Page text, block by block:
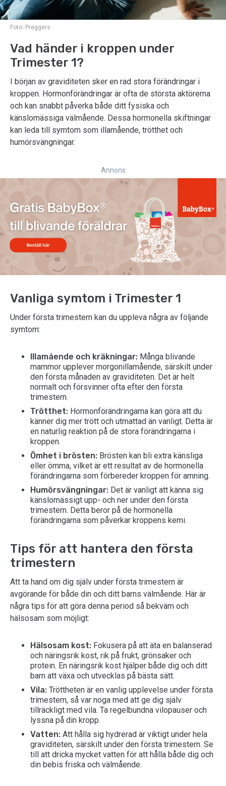
Foto: Preggers
Vad händer i kroppen under
Trimester 1?
I början av graviditeten sker en rad stora förändringar i
kroppen. Hormonförändringar är ofta de största aktörerna
och kan snabbt påverka både ditt fysiska och
känslomässiga välmående. Dessa hormonella skiftningar
kan leda till symtom som illamående, trötthet och
humörsvängningar.
Annons
Vanliga symtom i Trimester 1
Under första trimestern kan du uppleva några av följande
symtom:
Illamående och kräkningar: Många blivande
mammor upplever morgonillamående, särskilt under
den första månaden av graviditeten. Det är helt
normalt och försvinner ofta efter den första
trimestern.
Trötthet: Hormonförändringarna kan göra att du
känner dig mer trött och utmattad än vanligt. Detta är
en naturlig reaktion på de stora förändringarna i
kroppen.
Ömhet i brösten: Brösten kan bli extra känsliga
eller ömma, vilket är ett resultat av de hormonella
förändringarna som förbereder kroppen för amning.
Humörsvängningar: Det är vanligt att känna sig
känslomässigt upp- och ner under den första
trimestern. Detta beror på de hormonella
förändringarna som påverkar kroppens kemi.
Tips för att hantera den första
trimestern
Att ta hand om dig själv under första trimestern är
avgörande för både din och ditt barns välmående. Här är
några tips för att göra denna period så bekväm och
hälsosam som möjligt:
Hälsosam kost: Fokusera på att äta en balanserad
och näringsrik kost, rik på frukt, grönsaker och
protein. En näringsrik kost hjälper både dig och ditt
barn att växa och utvecklas på bästa sätt.
Vila: Tröttheten är en vanlig upplevelse under första
trimestern, så var noga med att ge dig själv
tillräckligt med vila. Ta regelbundna vilopauser och
lyssna på din kropp.
Vatten: Att hålla sig hydrerad är viktigt under hela
graviditeten, särskilt under den första trimestern. Se
till att dricka mycket vatten för att hålla både dig och
din bebis friska och välmående.